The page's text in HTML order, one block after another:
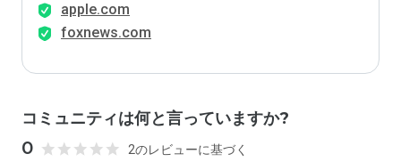
apple.com
foxnews.com
コミュニティは何と言っていますか?
0 2のレビューに基づく